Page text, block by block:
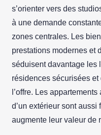
s’orienter vers des
à une demande
zones centrales. Les
prestations modernes et
séduisent davantage les
résidences sécurisées
l’offre. Les
d’un extérieur sont aussi
augmente leur valeur de